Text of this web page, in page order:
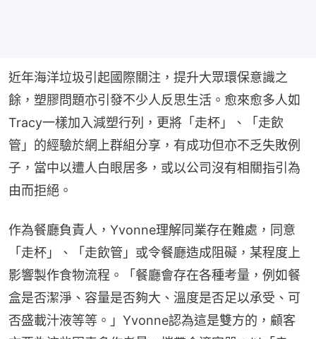
近年海洋垃圾引起國際關注，提升大眾環保意識之
餘，塑膠問題亦引發不少人反思生活。愈來愈多人如
Tracy一樣加入減塑行列，更將「走杯」、「走飲
管」的經驗於網上群組分享，有成功但亦不乏失敗例
子，當中以遭人白眼居多，或以公司沒有相關指引為
由而拒絕。
作為餐廳負責人，Yvonne理解同業存在難處，同意
「走杯」、「走飲管」或令餐廳造成阻礙，某程度上
影響製作食物流程。「餐廳會存在各種考量，例如餐
盒是否潔淨、容量是否夠大、溫度是否足以承受、可
否盛載汁液等等。」Yvonne認為這是雙方的，顧客